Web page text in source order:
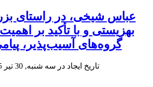
عباس شیخی، در راستای
بهزیستی و با تأکید بر
گروه‌های آسیب‌پذیر،
تاریخ ایجاد در سه شنبه, 30 تیر 1405 04:30